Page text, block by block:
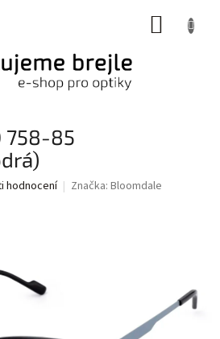
758-85
hodnocení Značka: Bloomdale